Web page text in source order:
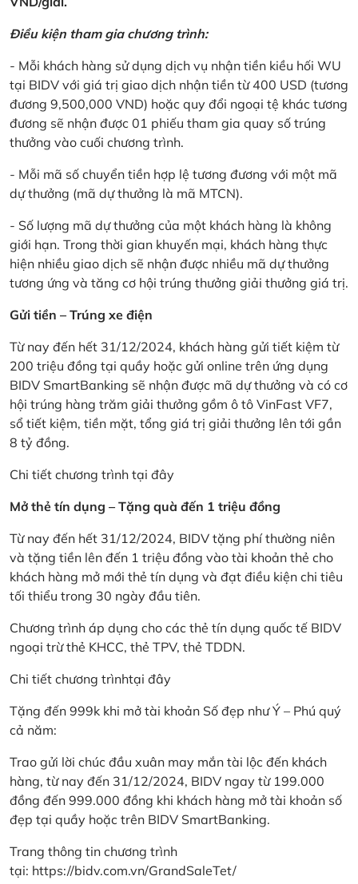
Điều kiện tham gia chương trình:
- Mỗi khách hàng sử dụng dịch vụ nhận tiền kiều hối WU
tại BIDV với giá trị giao dịch nhận tiền từ 400 USD (tương
đương 9,500,000 VND) hoặc quy đổi ngoại tệ khác tương
đương sẽ nhận được 01 phiếu tham gia quay số trúng
thưởng vào cuối chương trình.
- Mỗi mã số chuyển tiền hợp lệ tương đương với một mã
dự thưởng (mã dự thưởng là mã MTCN).
- Số lượng mã dự thưởng của một khách hàng là không
giới hạn. Trong thời gian khuyến mại, khách hàng thực
hiện nhiều giao dịch sẽ nhận được nhiều mã dự thưởng
tương ứng và tăng cơ hội trúng thưởng giải thưởng giá trị.
Gửi tiền – Trúng xe điện
Từ nay đến hết 31/12/2024, khách hàng gửi tiết kiệm từ
200 triệu đồng tại quầy hoặc gửi online trên ứng dụng
BIDV SmartBanking sẽ nhận được mã dự thưởng và có cơ
hội trúng hàng trăm giải thưởng gồm ô tô VinFast VF7,
sổ tiết kiệm, tiền mặt, tổng giá trị giải thưởng lên tới gần
8 tỷ đồng.
Chi tiết chương trình tại đây
Mở thẻ tín dụng – Tặng quà đến 1 triệu đồng
Từ nay đến hết 31/12/2024, BIDV tặng phí thường niên
và tặng tiền lên đến 1 triệu đồng vào tài khoản thẻ cho
khách hàng mở mới thẻ tín dụng và đạt điều kiện chi tiêu
tối thiểu trong 30 ngày đầu tiên.
Chương trình áp dụng cho các thẻ tín dụng quốc tế BIDV
ngoại trừ thẻ KHCC, thẻ TPV, thẻ TDDN.
Chi tiết chương trìnhtại đây
Tặng đến 999k khi mở tài khoản Số đẹp như Ý – Phú quý
cả năm:
Trao gửi lời chúc đầu xuân may mắn tài lộc đến khách
hàng, từ nay đến 31/12/2024, BIDV ngay từ 199.000
đồng đến 999.000 đồng khi khách hàng mở tài khoản số
đẹp tại quầy hoặc trên BIDV SmartBanking.
Trang thông tin chương trình
tại: https://bidv.com.vn/GrandSaleTet/